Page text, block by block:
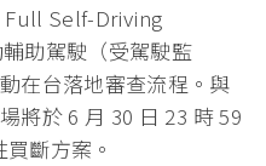
Full Self-Driving
助駕駛（受駕駛監
在台落地審查流程。與
將於 6 月 30 日 23 時 59
斷方案。